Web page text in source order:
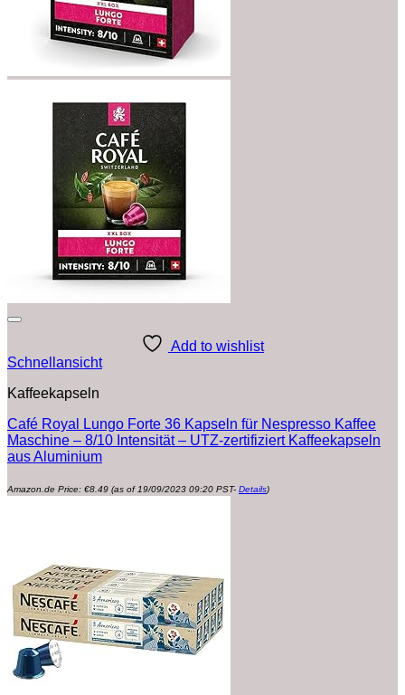
Add to wishlist
Schnellansicht
Kaffeekapseln
Café Royal Lungo Forte 36 Kapseln für Nespresso Kaffee
Maschine – 8/10 Intensität – UTZ-zertifiziert Kaffeekapseln
aus Aluminium
Amazon.de Price: €8.49 (as of 19/09/2023 09:20 PST- Details)